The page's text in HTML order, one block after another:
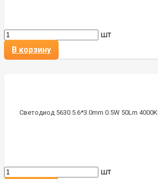
шт
В корзину
Светодиод 5630 5.6*3.0mm 0.5W 50Lm 4000K
шт